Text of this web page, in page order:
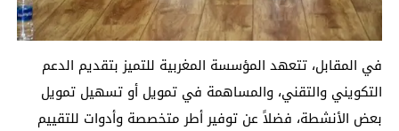
في المقابل، تتعهد المؤسسة المغربية للتميز بتقديم الدعم
التكويني والتقني، والمساهمة في تمويل أو تسهيل تمويل
بعض الأنشطة، فضلاً عن توفير أطر متخصصة وأدوات للتقييم